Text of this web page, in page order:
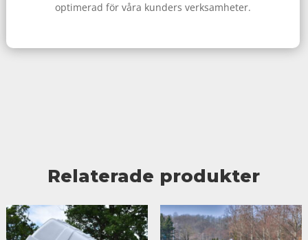
optimerad för våra kunders verksamheter.
Relaterade produkter